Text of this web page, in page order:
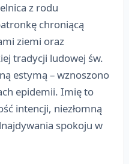
z rodu
chroniącą
ziemi oraz
tradycji ludowej św.
estymą – wznoszono
epidemii. Imię to
intencji, niezłomną
spokoju w